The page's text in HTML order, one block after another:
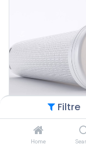
Filtre
Home
Lokálna
jednotka
Premium
Prihlásenie